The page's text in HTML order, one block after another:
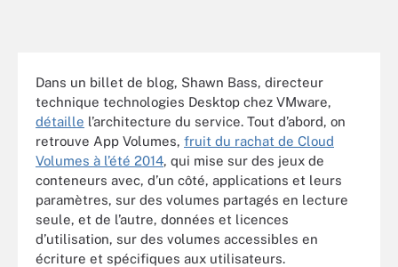
Dans un billet de blog, Shawn Bass, directeur
technique technologies Desktop chez VMware,
détaille l’architecture du service. Tout d’abord, on
retrouve App Volumes, fruit du rachat de Cloud
Volumes à l’été 2014, qui mise sur des jeux de
conteneurs avec, d’un côté, applications et leurs
paramètres, sur des volumes partagés en lecture
seule, et de l’autre, données et licences
d’utilisation, sur des volumes accessibles en
écriture et spécifiques aux utilisateurs.